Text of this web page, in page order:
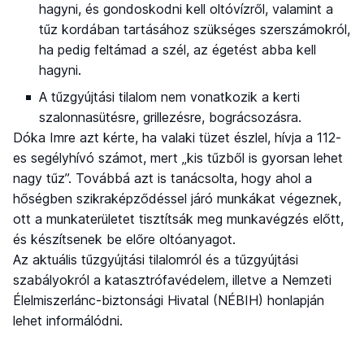
hagyni, és gondoskodni kell oltóvízről, valamint a
tűz kordában tartásához szükséges szerszámokról,
ha pedig feltámad a szél, az égetést abba kell
hagyni.
A tűzgyújtási tilalom nem vonatkozik a kerti
szalonnasütésre, grillezésre, bográcsozásra.
Dóka Imre azt kérte, ha valaki tüzet észlel, hívja a 112-
es segélyhívó számot, mert „kis tűzből is gyorsan lehet
nagy tűz”. Továbbá azt is tanácsolta, hogy ahol a
hőségben szikraképződéssel járó munkákat végeznek,
ott a munkaterületet tisztítsák meg munkavégzés előtt,
és készítsenek be előre oltóanyagot.
Az aktuális tűzgyújtási tilalomról és a tűzgyújtási
szabályokról a katasztrófavédelem, illetve a Nemzeti
Élelmiszerlánc-biztonsági Hivatal (NÉBIH) honlapján
lehet informálódni.